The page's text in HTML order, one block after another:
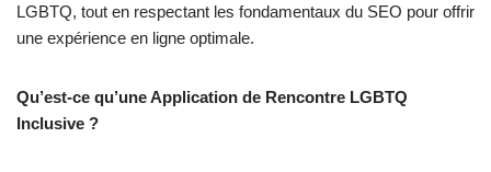
LGBTQ, tout en respectant les fondamentaux du SEO pour offrir
une expérience en ligne optimale.
Qu’est-ce qu’une Application de Rencontre LGBTQ
Inclusive ?